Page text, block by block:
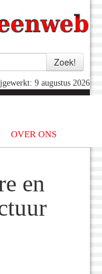
9 augustus 2026
OVER ONS
en